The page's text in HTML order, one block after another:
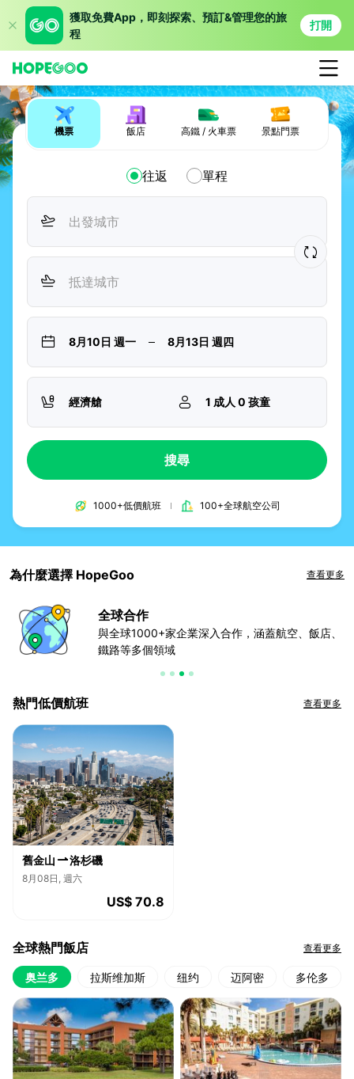
獲取免費App，即刻探索、預訂&管理您的旅
程
打開
機票 飯店 高鐵 / 火車票 景點門票
往返 單程
8月10日 週一 8月13日 週四
經濟艙 1 成人 0 孩童
搜尋
1000+低價航班 100+全球航空公司
為什麼選擇 HopeGoo 查看更多
全球合作
與全球1000+家企業深入合作，涵蓋航空、飯店、
鐵路等多個領域
熱門低價航班 查看更多
舊金山 洛杉磯
8月08日, 週六
US$ 70.8
全球熱門飯店 查看更多
奥兰多 拉斯维加斯 纽约 迈阿密 多伦多